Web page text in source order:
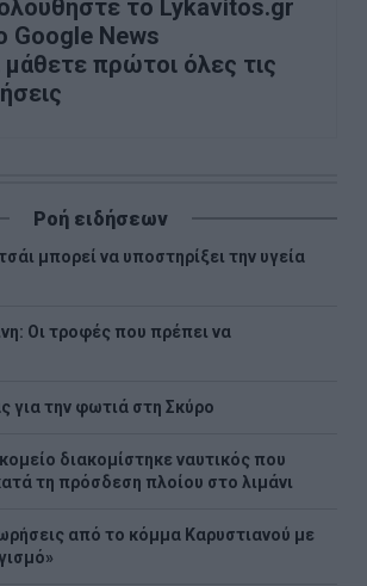
το Lykavitos.gr
Google News
μάθετε πρώτοι όλες τις
Ροή ειδήσεων
μπορεί να υποστηρίξει την υγεία
Οι τροφές που πρέπει να
για την φωτιά στη Σκύρο
διακομίστηκε ναυτικός που
τη πρόσδεση πλοίου στο λιμάνι
από το κόμμα Καρυστιανού με